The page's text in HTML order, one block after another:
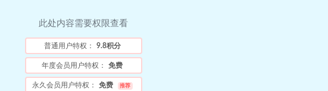
此处内容需要权限查看
普通用户特权： 9.8积分
年度会员用户特权： 免费
永久会员用户特权： 免费 推荐